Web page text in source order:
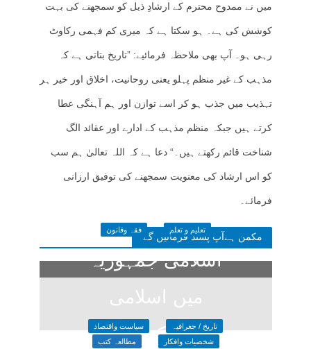
میں نے ممدوح محترم کے ارشادِ ذیل کو سمجھنے کی بہت
کوشش کی ہے۔ ہو سکتا ہے کہ میری کم فہمی رکاوٹ
رہی ہو۔ آپ بھی ملاحظہ فرمائیے: ”تاریخ بتاتی ہے کہ
مذہب کے غیر منظم پہلو یعنی روحانیت، اخلاق اور خیر ہر
تہذیب میں جذب ہو کر اسے توازن اور ہم آہنگی عطا
کرتے ہیں جبکہ منظم مذہب کے ادارے اور عقائد الگ
شناخت قائم رکھتے ہیں۔“ دعا ہے کہ اللہ تعالیٰ ہم سب
کو اس ارشاد کی معنویت سمجھنے کی توفیق ارزانی
فرمائے۔
مکمن ہےآپ پسند فرمائیں گے
تعلیم و تعلم فقہ وقانون
اسلامی جمہوریہ
میں اسلامی
قانون کی تعلیم
تاریخ / جغرافیہ
سیاست واقتصاد
شخصیات وافکار
مطالعہ کتب